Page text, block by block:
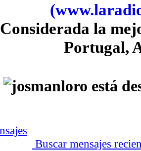
Considerada la
Portugal,
Buscar mensajes